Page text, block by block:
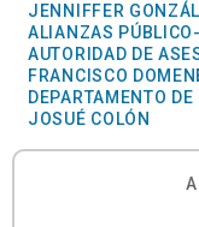
JENNIFFER
ALIANZAS
AUTORIDAD DE
FRANCISCO
DEPARTAMENTO
JOSUÉ COLÓN